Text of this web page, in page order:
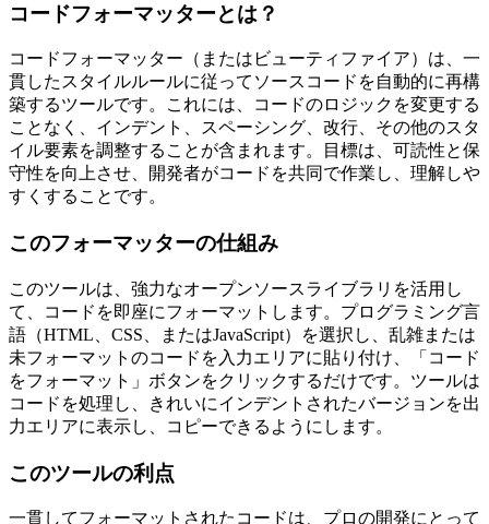
コードフォーマッターとは？
コードフォーマッター（またはビューティファイア）は、一
貫したスタイルルールに従ってソースコードを自動的に再構
築するツールです。これには、コードのロジックを変更する
ことなく、インデント、スペーシング、改行、その他のスタ
イル要素を調整することが含まれます。目標は、可読性と保
守性を向上させ、開発者がコードを共同で作業し、理解しや
すくすることです。
このフォーマッターの仕組み
このツールは、強力なオープンソースライブラリを活用し
て、コードを即座にフォーマットします。プログラミング言
語（HTML、CSS、またはJavaScript）を選択し、乱雑または
未フォーマットのコードを入力エリアに貼り付け、「コード
をフォーマット」ボタンをクリックするだけです。ツールは
コードを処理し、きれいにインデントされたバージョンを出
力エリアに表示し、コピーできるようにします。
このツールの利点
一貫してフォーマットされたコードは、プロの開発にとって